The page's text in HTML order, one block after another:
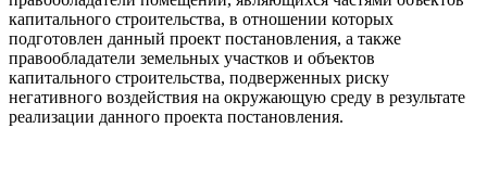
капитального строительства, в отношении которых
подготовлен данный проект постановления, а также
правообладатели земельных участков и объектов
капитального строительства, подверженных риску
негативного воздействия на окружающую среду в результате
реализации данного проекта постановления.